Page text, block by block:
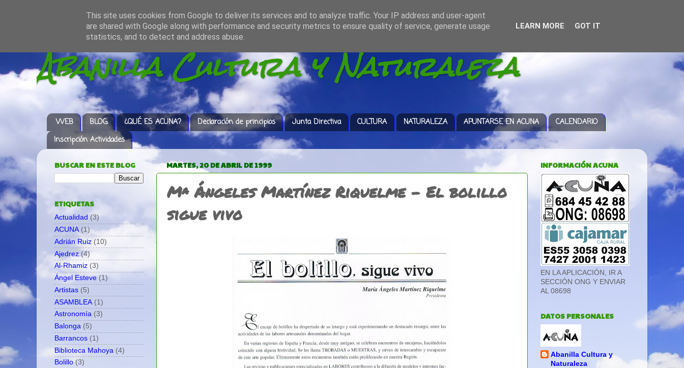
Abanilla Cultura y Naturaleza
WEB BLOG ¿QUÉ ES ACUNA? Declaración de principios Junta Directiva CULTURA NATURALEZA APUNTARSE EN ACUNA
CALENDARIO
Inscripción Actividades
MARTES, 20 DE ABRIL DE 1999
Mª Ángeles Martínez Riquelme - El bolillo
sigue vivo
BUSCAR EN ESTE BLOG
ETIQUETAS
Actualidad (3)
ACUNA (1)
Adrián Ruiz (10)
Ajedrez (4)
Al-Rhamiz (3)
Ángel Esteve (1)
Artistas (5)
ASAMBLEA (1)
Astronomía (3)
Balonga (5)
Barrancos (1)
Biblioteca Mahoya (4)
Bolillo (3)
INFORMACIÓN ACUNA
EN LA APLICACIÓN, IR A
SECCIÓN ONG Y ENVIAR
AL 08698
DATOS PERSONALES
Abanilla Cultura y
Naturaleza
This site uses cookies from Google to deliver its services and to analyze traffic. Your IP address and user-agent
are shared with Google along with performance and security metrics to ensure quality of service, generate usage
statistics, and to detect and address abuse.
LEARN MORE GOT IT